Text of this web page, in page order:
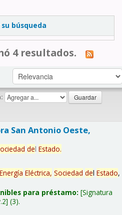
búsqueda
4 resultados.
San Antonio Oeste,
del Estado.
Energía Eléctrica, Sociedad del Estado,
para préstamo: Signatura
(3).